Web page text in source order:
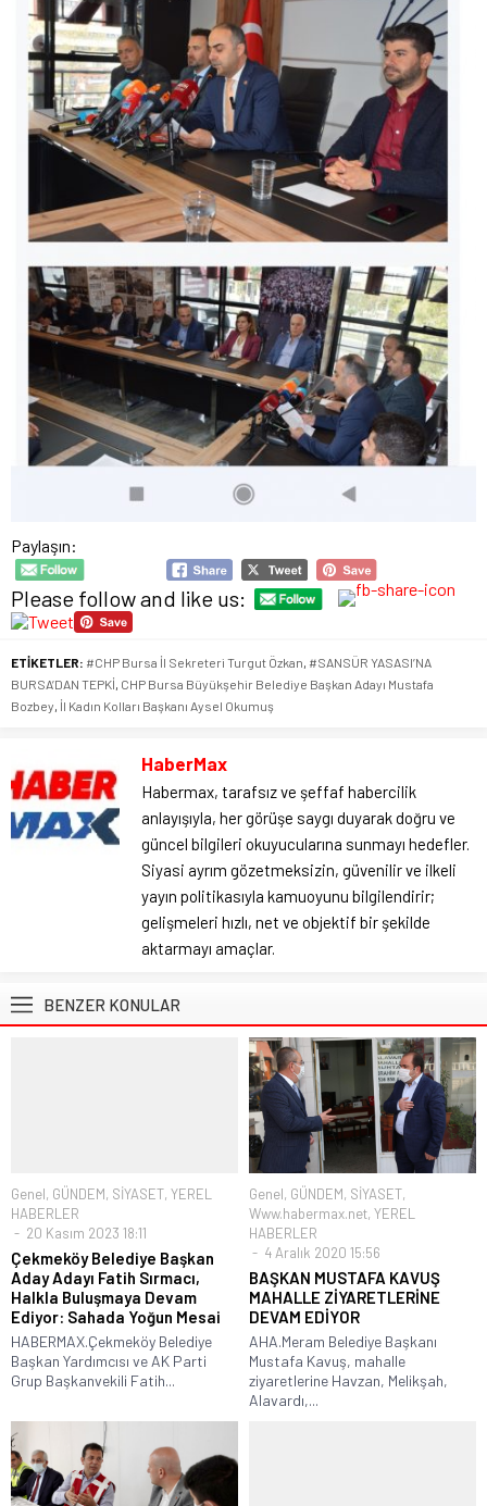
Paylaşın:
Please follow and like us:
ETİKETLER: #CHP Bursa İl Sekreteri Turgut Özkan, #SANSÜR YASASI’NA
BURSA’DAN TEPKİ, CHP Bursa Büyükşehir Belediye Başkan Adayı Mustafa
Bozbey, İl Kadın Kolları Başkanı Aysel Okumuş
HaberMax
Habermax, tarafsız ve şeffaf habercilik
anlayışıyla, her görüşe saygı duyarak doğru ve
güncel bilgileri okuyucularına sunmayı hedefler.
Siyasi ayrım gözetmeksizin, güvenilir ve ilkeli
yayın politikasıyla kamuoyunu bilgilendirir;
gelişmeleri hızlı, net ve objektif bir şekilde
aktarmayı amaçlar.
BENZER KONULAR
Genel, GÜNDEM, SİYASET, YEREL
HABERLER
20 Kasım 2023 18:11
Çekmeköy Belediye Başkan
Aday Adayı Fatih Sırmacı,
Halkla Buluşmaya Devam
Ediyor: Sahada Yoğun Mesai
HABERMAX.Çekmeköy Belediye
Başkan Yardımcısı ve AK Parti
Grup Başkanvekili Fatih...
Genel, GÜNDEM, SİYASET,
Www.habermax.net, YEREL
HABERLER
4 Aralık 2020 15:56
BAŞKAN MUSTAFA KAVUŞ
MAHALLE ZİYARETLERİNE
DEVAM EDİYOR
AHA.Meram Belediye Başkanı
Mustafa Kavuş, mahalle
ziyaretlerine Havzan, Melikşah,
Alavardı,...